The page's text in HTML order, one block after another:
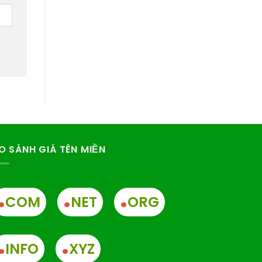
SÁNH GIÁ TÊN MIỀN
COM .NET .ORG
INFO .XYZ